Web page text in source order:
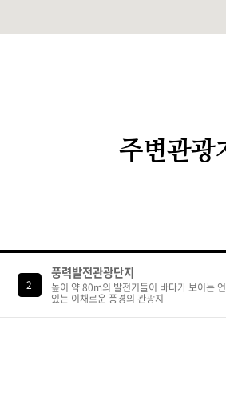
주변관광
2
풍력발전관광단지
높이 약 80m의 발전기들이 바다가 보이는
있는 이채로운 풍경의 관광지